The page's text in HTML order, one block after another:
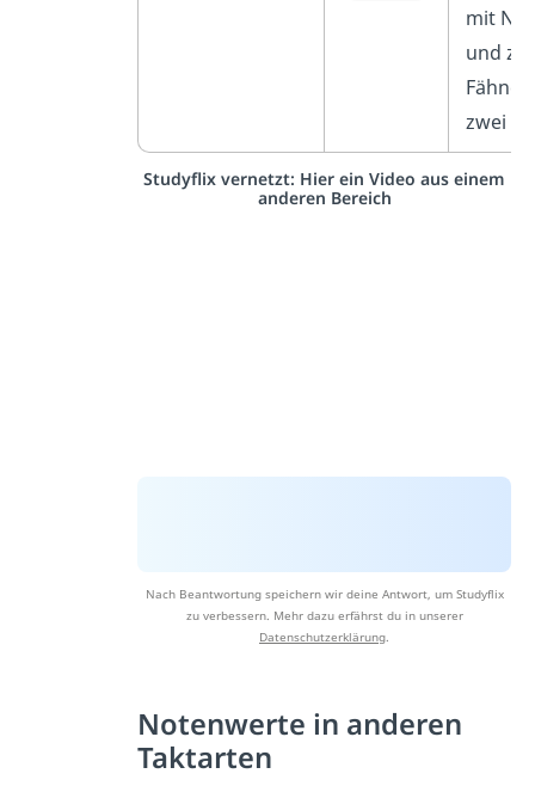
mit
und
zwei
Studyflix vernetzt: Hier ein Video aus einem
anderen Bereich
Nach Beantwortung speichern wir deine Antwort, um Studyflix
zu verbessern. Mehr dazu erfährst du in unserer
Datenschutzerklärung.
Notenwerte in anderen
Taktarten